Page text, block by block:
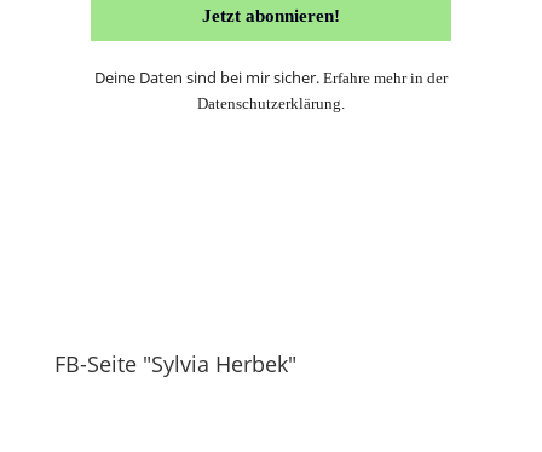
Deine Daten sind bei mir sicher. Erfahre mehr in der
Datenschutzerklärung.
FB-Seite "Sylvia Herbek"